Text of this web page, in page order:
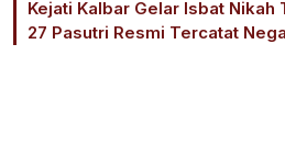
Kejati Kalbar Gelar Isbat
27 Pasutri Resmi Tercatat